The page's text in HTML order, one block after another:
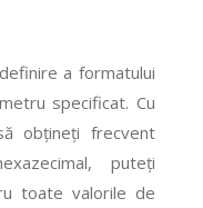
a formatului
specificat. Cu
obțineți frecvent
puteți
toate valorile de